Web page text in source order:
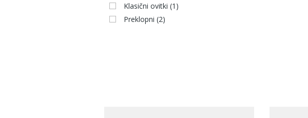
Klasični ovitki (1)
Preklopni (2)